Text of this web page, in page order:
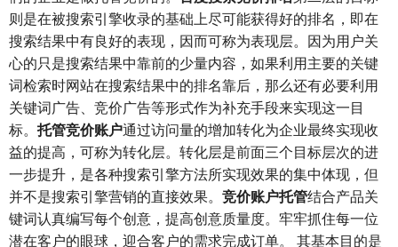
则是在被搜索引擎收录的基础上尽可能获得好的排名，即在
搜索结果中有良好的表现，因而可称为表现层。因为用户关
心的只是搜索结果中靠前的少量内容，如果利用主要的关键
词检索时网站在搜索结果中的排名靠后，那么还有必要利用
关键词广告、竞价广告等形式作为补充手段来实现这一目
标。 托管竞价账户通过访问量的增加转化为企业最终实现收
益的提高，可称为转化层。转化层是前面三个目标层次的进
一步提升，是各种搜索引擎方法所实现效果的集中体现，但
并不是搜索引擎营销的直接效果。 竞价账户托管结合产品关
键词认真编写每个创意，提高创意质量度。牢牢抓住每一位
潜在客户的眼球，迎合客户的需求完成订单。 其基本目的是